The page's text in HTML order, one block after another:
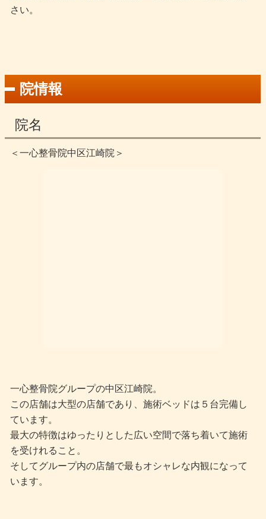
さい。
院情報
院名
＜一心整骨院中区江崎院＞
一心整骨院グループの中区江崎院。
この店舗は大型の店舗であり、施術ベッドは５台完備し
ています。
最大の特徴はゆったりとした広い空間で落ち着いて施術
を受けれること。
そしてグループ内の店舗で最もオシャレな内観になって
います。